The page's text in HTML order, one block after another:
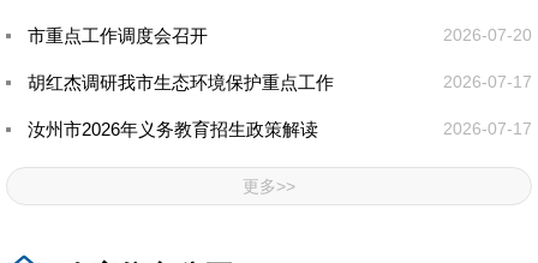
市重点工作调度会召开 2026-07-20
胡红杰调研我市生态环境保护重点工作 2026-07-17
汝州市2026年义务教育招生政策解读 2026-07-17
更多>>